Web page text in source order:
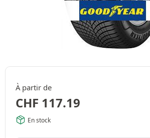
À partir de
CHF 117.19
En stock